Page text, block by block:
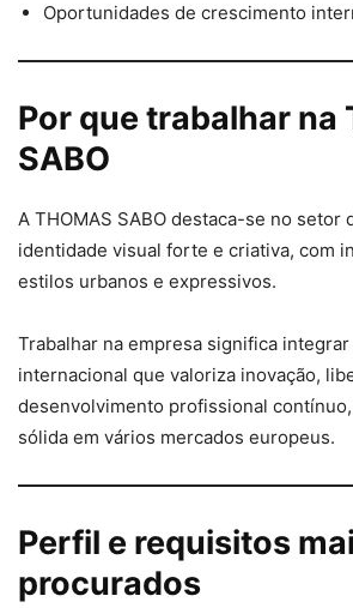
Oportunidades de crescimento
Por que trabalhar na
SABO
A THOMAS SABO destaca-se no setor
identidade visual forte e criativa, com
estilos urbanos e expressivos.
Trabalhar na empresa significa integrar
internacional que valoriza inovação,
desenvolvimento profissional
sólida em vários mercados europeus.
Perfil e requisitos
procurados